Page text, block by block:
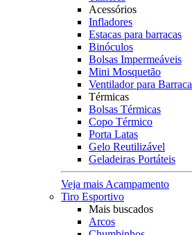
Acessórios
Infladores
Estacas para barracas
Binóculos
Bolsas Impermeáveis
Mini Mosquetão
Ventilador para Barraca
Térmicas
Bolsas Térmicas
Copo Térmico
Porta Latas
Gelo Reutilizável
Geladeiras Portáteis
Veja mais Acampamento
Tiro Esportivo
Mais buscados
Arcos